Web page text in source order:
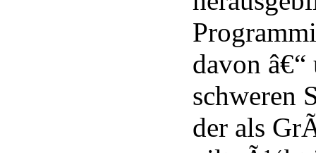
davon
schweren
der als